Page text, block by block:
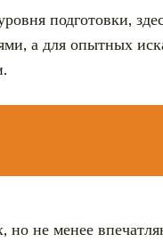
подготовки,
а для опытных
но не менее